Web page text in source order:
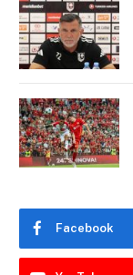
Facebook